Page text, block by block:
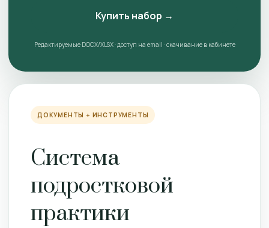
Купить набор →
Редактируемые DOCX/XLSX · доступ на email · скачивание в кабинете
ДОКУМЕНТЫ + ИНСТРУМЕНТЫ
Система
подростковой
практики